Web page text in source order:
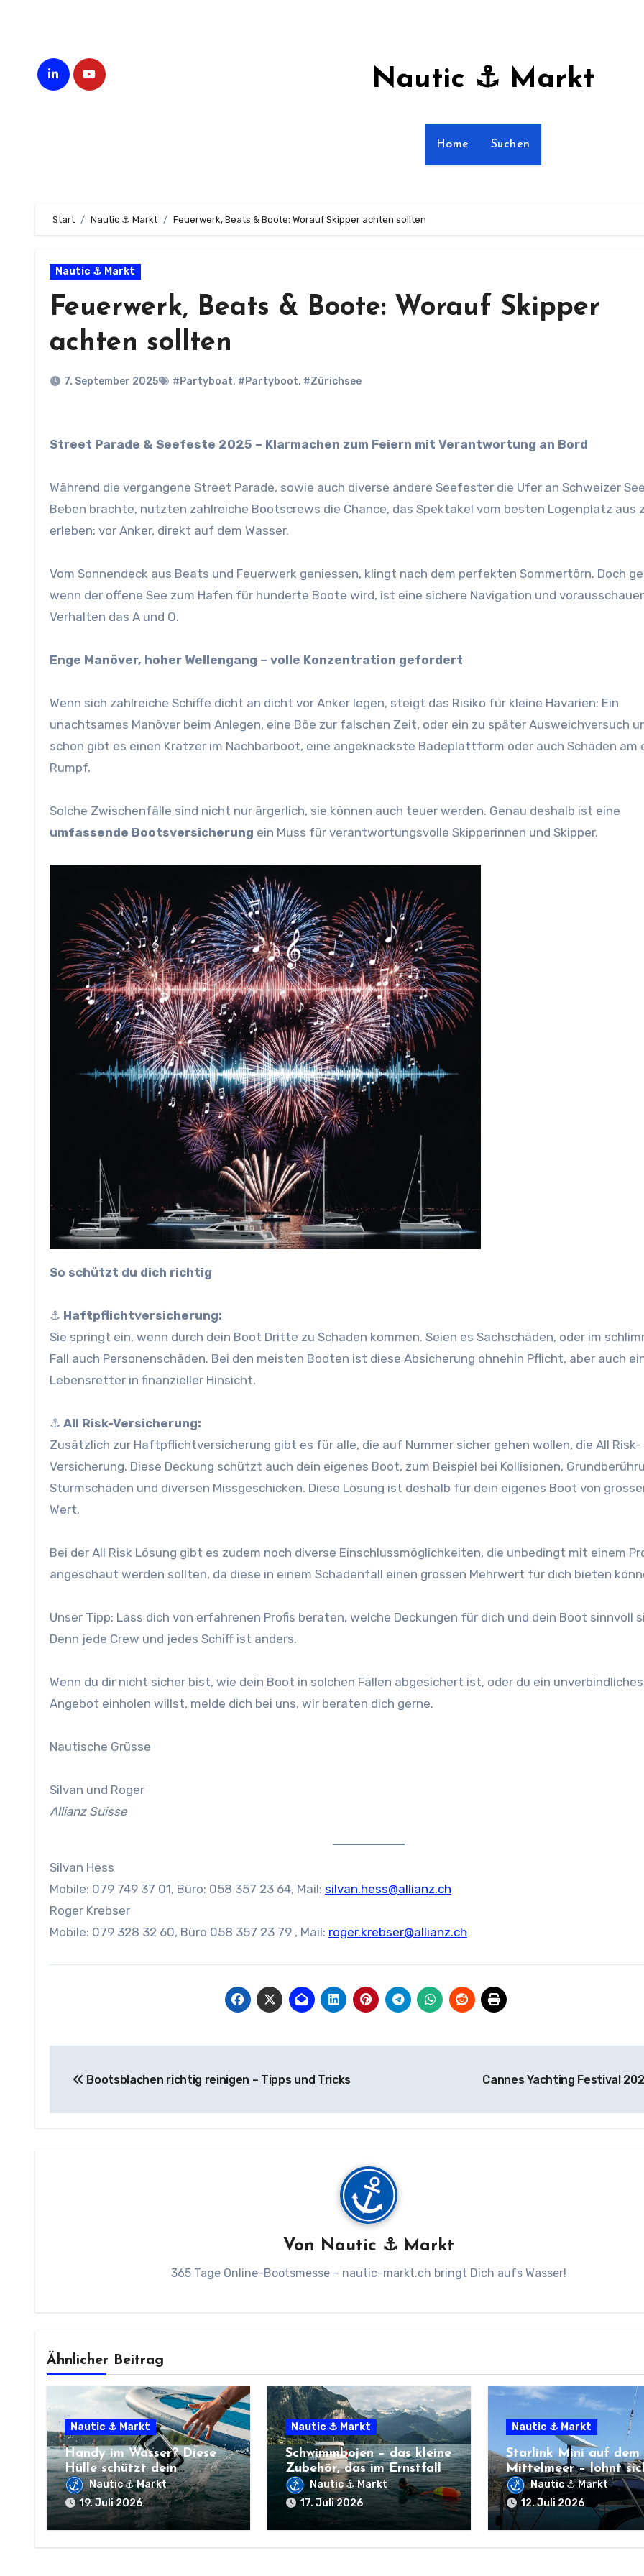
Nautic ⚓ Markt
Home Suchen
Start Nautic ⚓ Markt Feuerwerk, Beats & Boote: Worauf Skipper achten sollten
Nautic ⚓ Markt
Feuerwerk, Beats & Boote: Worauf Skipper
achten sollten
7. September 2025 #Partyboat, #Partyboot, #Zürichsee
Street Parade & Seefeste 2025 – Klarmachen zum Feiern mit Verantwortung an Bord
Während die vergangene Street Parade, sowie auch diverse andere Seefester die Ufer an Schweizer
Beben brachte, nutzten zahlreiche Bootscrews die Chance, das Spektakel vom besten Logenplatz aus
erleben: vor Anker, direkt auf dem Wasser.
Vom Sonnendeck aus Beats und Feuerwerk geniessen, klingt nach dem perfekten Sommertörn. Doch
wenn der offene See zum Hafen für hunderte Boote wird, ist eine sichere Navigation und
Verhalten das A und O.
Enge Manöver, hoher Wellengang – volle Konzentration gefordert
Wenn sich zahlreiche Schiffe dicht an dicht vor Anker legen, steigt das Risiko für kleine Havarien: Ein
unachtsames Manöver beim Anlegen, eine Böe zur falschen Zeit, oder ein zu später Ausweichversuch
schon gibt es einen Kratzer im Nachbarboot, eine angeknackste Badeplattform oder auch Schäden am
Rumpf.
Solche Zwischenfälle sind nicht nur ärgerlich, sie können auch teuer werden. Genau deshalb ist eine
umfassende Bootsversicherung ein Muss für verantwortungsvolle Skipperinnen und Skipper.
So schützt du dich richtig
⚓ Haftpflichtversicherung:
Sie springt ein, wenn durch dein Boot Dritte zu Schaden kommen. Seien es Sachschäden, oder im
Fall auch Personenschäden. Bei den meisten Booten ist diese Absicherung ohnehin Pflicht, aber auch
Lebensretter in finanzieller Hinsicht.
⚓ All Risk-Versicherung:
Zusätzlich zur Haftpflichtversicherung gibt es für alle, die auf Nummer sicher gehen wollen, die All Risk-
Versicherung. Diese Deckung schützt auch dein eigenes Boot, zum Beispiel bei Kollisionen,
Sturmschäden und diversen Missgeschicken. Diese Lösung ist deshalb für dein eigenes Boot von
Wert.
Bei der All Risk Lösung gibt es zudem noch diverse Einschlussmöglichkeiten, die unbedingt mit einem
angeschaut werden sollten, da diese in einem Schadenfall einen grossen Mehrwert für dich bieten
Unser Tipp: Lass dich von erfahrenen Profis beraten, welche Deckungen für dich und dein Boot sinnvoll
Denn jede Crew und jedes Schiff ist anders.
Wenn du dir nicht sicher bist, wie dein Boot in solchen Fällen abgesichert ist, oder du ein unverbindliches
Angebot einholen willst, melde dich bei uns, wir beraten dich gerne.
Nautische Grüsse
Silvan und Roger
Allianz Suisse
Silvan Hess
Mobile: 079 749 37 01, Büro: 058 357 23 64, Mail: silvan.hess@allianz.ch
Roger Krebser
Mobile: 079 328 32 60, Büro 058 357 23 79 , Mail: roger.krebser@allianz.ch
Bootsblachen richtig reinigen – Tipps und Tricks Cannes Yachting Festival
Von Nautic ⚓ Markt
365 Tage Online-Bootsmesse – nautic-markt.ch bringt Dich aufs Wasser!
Ähnlicher Beitrag
Nautic ⚓ Markt
Handy im Wasser? Diese
Hülle schützt dein
Smartphone
Nautic ⚓ Markt
19. Juli 2026
Nautic ⚓ Markt
Schwimmbojen – das kleine
Zubehör, das im Ernstfall
dein Leben retten kann
Nautic ⚓ Markt
17. Juli 2026
Nautic ⚓ Markt
Starlink Mini auf dem
Mittelmeer – lohnt
der Kauf wirklich?
Nautic ⚓ Markt
12. Juli 2026